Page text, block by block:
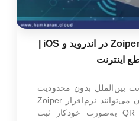
آموزش کانفیگ دستی Zoiper در اندروید و iOS |
اینترنت
بین‌الملل بدون محدودیت
در دسترس است، کاربران می‌توانند نرم‌افزار Zoiper
را تنها با اسکن QR Code به‌صورت خودکار ثبت